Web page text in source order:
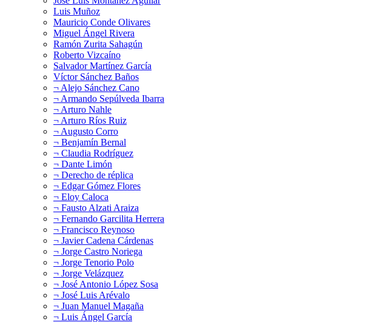
Luis Muñoz
Mauricio Conde Olivares
Miguel Ángel Rivera
Ramón Zurita Sahagún
Roberto Vizcaíno
Salvador Martínez García
Víctor Sánchez Baños
¬ Alejo Sánchez Cano
¬ Armando Sepúlveda Ibarra
¬ Arturo Nahle
¬ Arturo Ríos Ruiz
¬ Augusto Corro
¬ Benjamín Bernal
¬ Claudia Rodríguez
¬ Dante Limón
¬ Derecho de réplica
¬ Edgar Gómez Flores
¬ Eloy Caloca
¬ Fausto Alzati Araiza
¬ Fernando Garcilita Herrera
¬ Francisco Reynoso
¬ Javier Cadena Cárdenas
¬ Jorge Castro Noriega
¬ Jorge Tenorio Polo
¬ Jorge Velázquez
¬ José Antonio López Sosa
¬ José Luis Arévalo
¬ Juan Manuel Magaña
¬ Luis Ángel García